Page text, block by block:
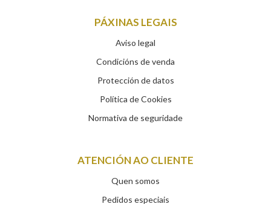
PÁXINAS LEGAIS
Aviso legal
Condicións de venda
Protección de datos
Política de Cookies
Normativa de seguridade
ATENCIÓN AO CLIENTE
Quen somos
Pedidos especiais